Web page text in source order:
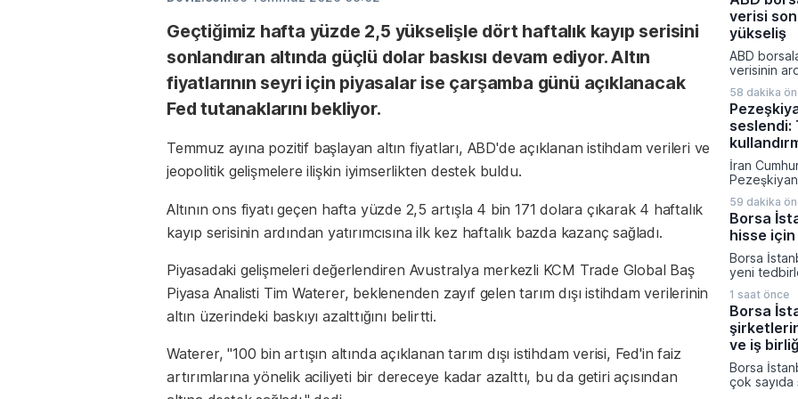
Geçtiğimiz hafta yüzde 2,5 yükselişle dört haftalık kayıp serisini
sonlandıran altında güçlü dolar baskısı devam ediyor. Altın
fiyatlarının seyri için piyasalar ise çarşamba günü açıklanacak
Fed tutanaklarını bekliyor.
Temmuz ayına pozitif başlayan altın fiyatları, ABD'de açıklanan istihdam verileri ve
jeopolitik gelişmelere ilişkin iyimserlikten destek buldu.
Altının ons fiyatı geçen hafta yüzde 2,5 artışla 4 bin 171 dolara çıkarak 4 haftalık
kayıp serisinin ardından yatırımcısına ilk kez haftalık bazda kazanç sağladı.
Piyasadaki gelişmeleri değerlendiren Avustralya merkezli KCM Trade Global Baş
Piyasa Analisti Tim Waterer, beklenenden zayıf gelen tarım dışı istihdam verilerinin
altın üzerindeki baskıyı azalttığını belirtti.
Waterer, "100 bin artışın altında açıklanan tarım dışı istihdam verisi, Fed'in faiz
artırımlarına yönelik aciliyeti bir dereceye kadar azalttı, bu da getiri açısından
kapattı.
dönemde
verisi
yükseliş
ABD
verisinin
artırım
fiyatladı.
güçlü
yukarı
son
elde edildi.
58 dakika
seslendi:
İran
Pezeşkiyan
diplomatik
vurgu
mesajı
hükümetin
Müslüman
saldırı
gerektiğini
59 dakika
Borsa
hisse
Borsa
yeni
Platformu
açıklamada
Enerji ve
paylarına
Ağustos
girecek.
1 saat önce
Borsa
ve iş
Borsa
çok sayıda